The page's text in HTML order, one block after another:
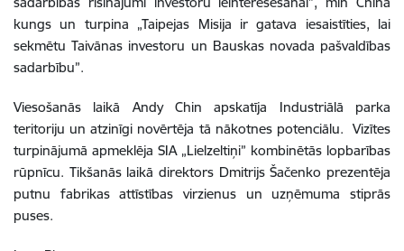
kungs un turpina „Taipejas Misija ir gatava iesaistīties, lai
sekmētu Taivānas investoru un Bauskas novada pašvaldības
sadarbību”.
Viesošanās laikā Andy Chin apskatīja Industriālā parka
teritoriju un atzinīgi novērtēja tā nākotnes potenciālu. Vizītes
turpinājumā apmeklēja SIA „Lielzeltiņi” kombinētās lopbarības
rūpnīcu. Tikšanās laikā direktors Dmitrijs Šačenko prezentēja
putnu fabrikas attīstības virzienus un uzņēmuma stiprās
puses.